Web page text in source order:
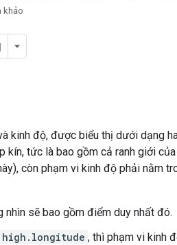
khảo
kinh độ, được biểu thị dưới dạng
kín, tức là bao gồm cả ranh giới
còn phạm vi kinh độ phải nằm
nhìn sẽ bao gồm điểm duy nhất đó.
high.longitude , thì phạm vi kinh